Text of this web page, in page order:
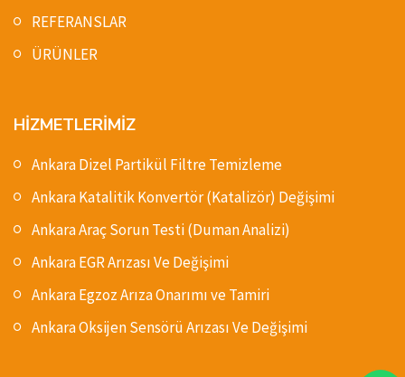
REFERANSLAR
ÜRÜNLER
HİZMETLERİMİZ
Ankara Dizel Partikül Filtre Temizleme
Ankara Katalitik Konvertör (Katalizör) Değişimi
Ankara Araç Sorun Testi (Duman Analizi)
Ankara EGR Arızası Ve Değişimi
Ankara Egzoz Arıza Onarımı ve Tamiri
Ankara Oksijen Sensörü Arızası Ve Değişimi